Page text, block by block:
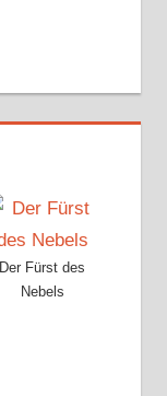
Der Fürst des
Nebels